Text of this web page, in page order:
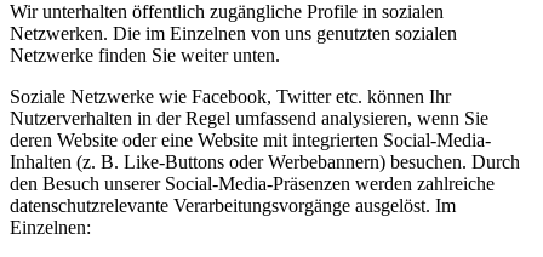
Wir unterhalten öffentlich zugängliche Profile in sozialen
Netzwerken. Die im Einzelnen von uns genutzten sozialen
Netzwerke finden Sie weiter unten.
Soziale Netzwerke wie Facebook, Twitter etc. können Ihr
Nutzerverhalten in der Regel umfassend analysieren, wenn Sie
deren Website oder eine Website mit integrierten Social-Media-
Inhalten (z. B. Like-Buttons oder Werbebannern) besuchen. Durch
den Besuch unserer Social-Media-Präsenzen werden zahlreiche
datenschutzrelevante Verarbeitungsvorgänge ausgelöst. Im
Einzelnen: